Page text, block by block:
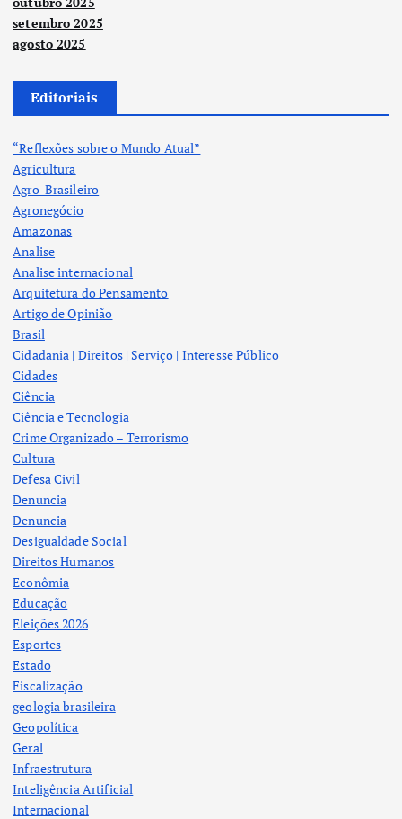
setembro 2025
agosto 2025
Editoriais
“Reflexões sobre o Mundo Atual”
Agricultura
Agro-Brasileiro
Agronegócio
Amazonas
Analise
Analise internacional
Arquitetura do Pensamento
Artigo de Opinião
Brasil
Cidadania | Direitos | Serviço | Interesse Público
Cidades
Ciência
Ciência e Tecnologia
Crime Organizado – Terrorismo
Cultura
Defesa Civil
Denuncia
Denuncia
Desigualdade Social
Direitos Humanos
Econômia
Educação
Eleições 2026
Esportes
Estado
Fiscalização
geologia brasileira
Geopolítica
Geral
Infraestrutura
Inteligência Artificial
Internacional